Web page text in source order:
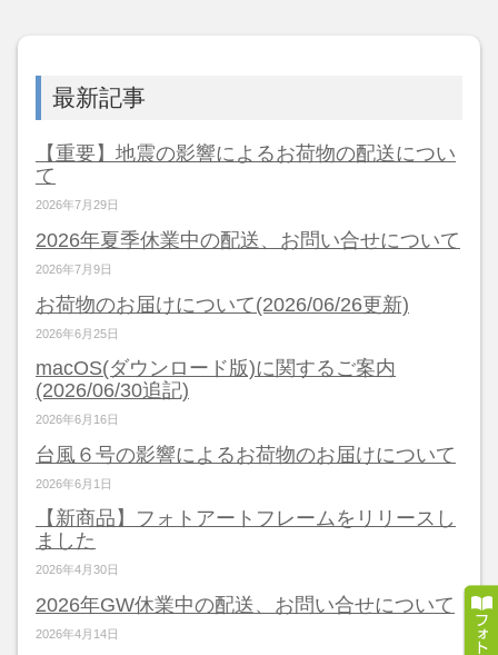
最新記事
【重要】地震の影響によるお荷物の配送につい
て
2026年7月29日
2026年夏季休業中の配送、お問い合せについて
2026年7月9日
お荷物のお届けについて(2026/06/26更新)
2026年6月25日
macOS(ダウンロード版)に関するご案内
(2026/06/30追記)
2026年6月16日
台風６号の影響によるお荷物のお届けについて
2026年6月1日
【新商品】フォトアートフレームをリリースし
ました
2026年4月30日
2026年GW休業中の配送、お問い合せについて
2026年4月14日